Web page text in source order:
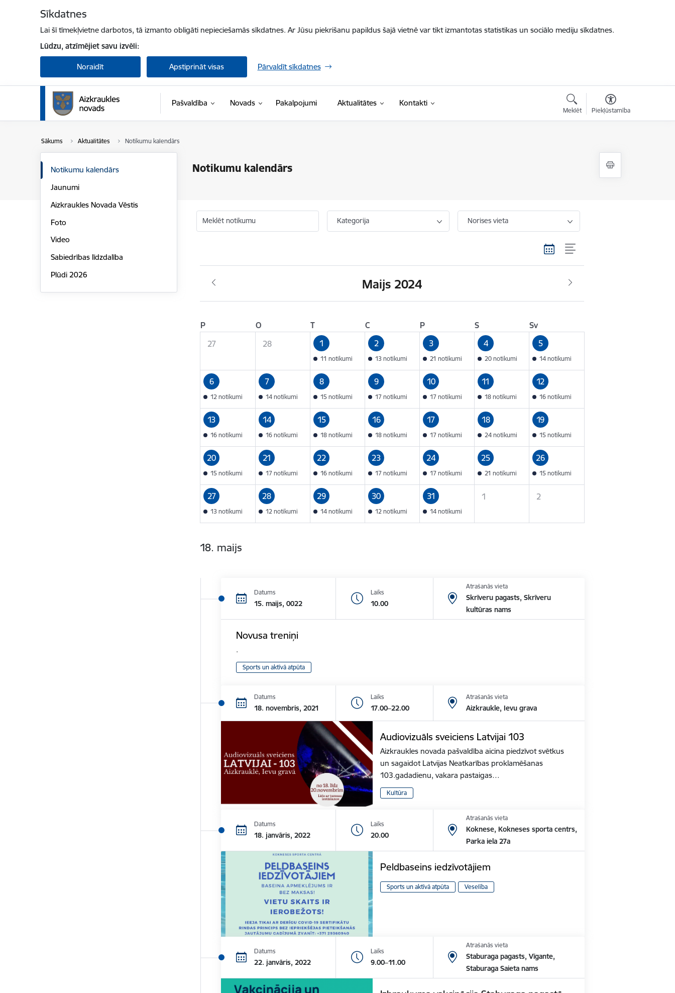
Sīkdatnes
Lai šī tīmekļvietne darbotos, tā izmanto obligāti nepieciešamās sīkdatnes. Ar Jūsu piekrišanu papildus šajā vietnē var tikt izmantotas statistikas un sociālo mediju sīkdatnes.
Lūdzu, atzīmējiet savu izvēli:
Noraidīt Apstiprināt visas Pārvaldīt sīkdatnes
Pašvaldība Novads Pakalpojumi Aktualitātes Kontakti
Meklēt Piekļūstamība
Sākums Aktualitātes Notikumu kalendārs
Notikumu kalendārs
Notikumu kalendārs
Jaunumi
Aizkraukles Novada Vēstis
Foto
Video
Sabiedrības līdzdalība
Plūdi 2026
Meklēt notikumu Kategorija Norises vieta
Maijs 2024
P O T C P S
Sv
27
28 1
11 notikumi
2
13 notikumi
3
21 notikumi
4
20 notikumi
5
14 notikumi
6
12 notikumi
7
14 notikumi
8
15 notikumi
9
17 notikumi
10
17 notikumi
11
18 notikumi
12
16 notikumi
13
16 notikumi
14
16 notikumi
15
18 notikumi
16
18 notikumi
17
17 notikumi
18
24 notikumi
19
15 notikumi
20
15 notikumi
21
17 notikumi
22
16 notikumi
23
17 notikumi
24
17 notikumi
25
21 notikumi
26
15 notikumi
27
13 notikumi
28
12 notikumi
29
14 notikumi
30
12 notikumi
31
14 notikumi
1 2
18. maijs
Datums
15. maijs, 0022
Laiks
10.00
Atrašanās vieta
Skrīveru pagasts, Skrīveru
kultūras nams
Novusa treniņi
.
Sports un aktīvā atpūta
Datums
18. novembris, 2021
Laiks
17.00–22.00
Atrašanās vieta
Aizkraukle, Ievu grava
Audiovizuāls sveiciens Latvijai 103
Aizkraukles novada pašvaldība aicina piedzīvot svētkus
un sagaidot Latvijas Neatkarības proklamēšanas
103.gadadienu, vakara pastaigas…
Kultūra
Datums
18. janvāris, 2022
Laiks
20.00
Atrašanās vieta
Koknese, Kokneses sporta centrs,
Parka iela 27a
Peldbaseins iedzīvotājiem
Sports un aktīvā atpūta Veselība
Datums
22. janvāris, 2022
Laiks
9.00–11.00
Atrašanās vieta
Staburaga pagasts, Vīgante,
Staburaga Saieta nams